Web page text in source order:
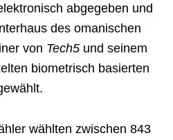
abgegeben und
des omanischen
von Tech5 und seinem
biometrisch basierten
wählten zwischen 843